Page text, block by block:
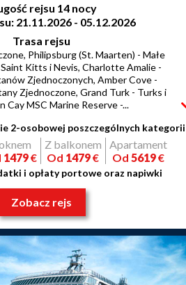
rejsu 14 nocy
21.11.2026 - 05.12.2026
Trasa rejsu
Philipsburg (St. Maarten) - Małe
Kitts i Nevis, Charlotte Amalie -
Zjednoczonych, Amber Cove -
Zjednoczone, Grand Turk - Turks i
Cay MSC Marine Reserve -...
2-osobowej poszczególnych kategorii
1479€
Z balkonem
Od 1479€
Apartament
Od 5619€
i opłaty portowe oraz napiwki
Zobacz rejs